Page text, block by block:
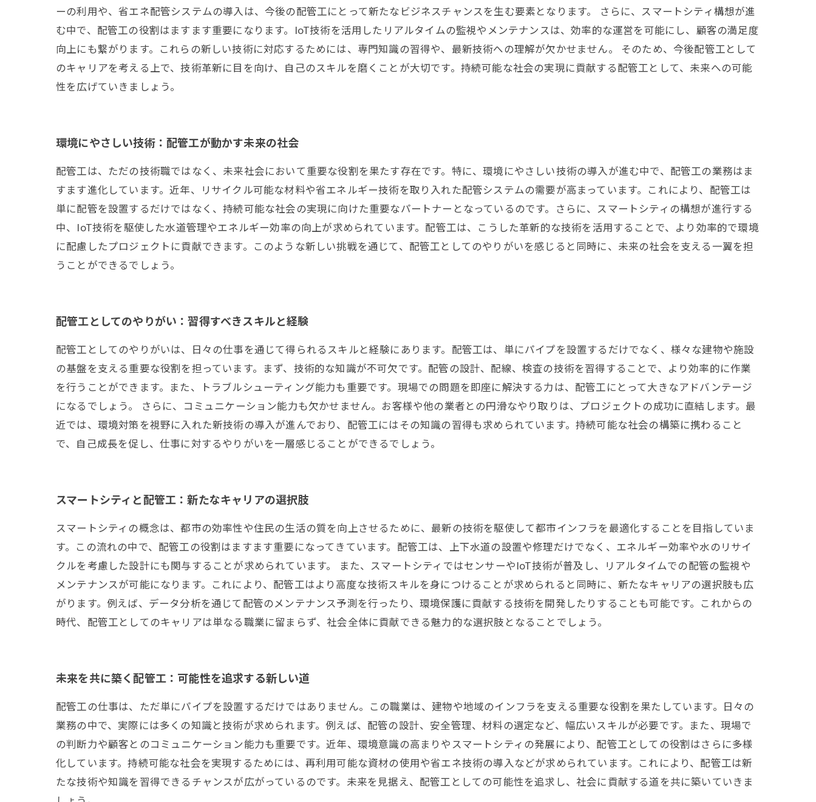
ーの利用や、省エネ配管システムの導入は、今後の配管工にとって新たなビジネスチャンスを生む要素となります。 さらに、スマートシティ構想が進
む中で、配管工の役割はますます重要になります。IoT技術を活用したリアルタイムの監視やメンテナンスは、効率的な運営を可能にし、顧客の満足度
向上にも繋がります。これらの新しい技術に対応するためには、専門知識の習得や、最新技術への理解が欠かせません。 そのため、今後配管工として
のキャリアを考える上で、技術革新に目を向け、自己のスキルを磨くことが大切です。持続可能な社会の実現に貢献する配管工として、未来への可能
性を広げていきましょう。
環境にやさしい技術：配管工が動かす未来の社会
配管工は、ただの技術職ではなく、未来社会において重要な役割を果たす存在です。特に、環境にやさしい技術の導入が進む中で、配管工の業務はま
すます進化しています。近年、リサイクル可能な材料や省エネルギー技術を取り入れた配管システムの需要が高まっています。これにより、配管工は
単に配管を設置するだけではなく、持続可能な社会の実現に向けた重要なパートナーとなっているのです。さらに、スマートシティの構想が進行する
中、IoT技術を駆使した水道管理やエネルギー効率の向上が求められています。配管工は、こうした革新的な技術を活用することで、より効率的で環境
に配慮したプロジェクトに貢献できます。このような新しい挑戦を通じて、配管工としてのやりがいを感じると同時に、未来の社会を支える一翼を担
うことができるでしょう。
配管工としてのやりがい：習得すべきスキルと経験
配管工としてのやりがいは、日々の仕事を通じて得られるスキルと経験にあります。配管工は、単にパイプを設置するだけでなく、様々な建物や施設
の基盤を支える重要な役割を担っています。まず、技術的な知識が不可欠です。配管の設計、配線、検査の技術を習得することで、より効率的に作業
を行うことができます。また、トラブルシューティング能力も重要です。現場での問題を即座に解決する力は、配管工にとって大きなアドバンテージ
になるでしょう。 さらに、コミュニケーション能力も欠かせません。お客様や他の業者との円滑なやり取りは、プロジェクトの成功に直結します。最
近では、環境対策を視野に入れた新技術の導入が進んでおり、配管工にはその知識の習得も求められています。持続可能な社会の構築に携わること
で、自己成長を促し、仕事に対するやりがいを一層感じることができるでしょう。
スマートシティと配管工：新たなキャリアの選択肢
スマートシティの概念は、都市の効率性や住民の生活の質を向上させるために、最新の技術を駆使して都市インフラを最適化することを目指していま
す。この流れの中で、配管工の役割はますます重要になってきています。配管工は、上下水道の設置や修理だけでなく、エネルギー効率や水のリサイ
クルを考慮した設計にも関与することが求められています。 また、スマートシティではセンサーやIoT技術が普及し、リアルタイムでの配管の監視や
メンテナンスが可能になります。これにより、配管工はより高度な技術スキルを身につけることが求められると同時に、新たなキャリアの選択肢も広
がります。例えば、データ分析を通じて配管のメンテナンス予測を行ったり、環境保護に貢献する技術を開発したりすることも可能です。これからの
時代、配管工としてのキャリアは単なる職業に留まらず、社会全体に貢献できる魅力的な選択肢となることでしょう。
未来を共に築く配管工：可能性を追求する新しい道
配管工の仕事は、ただ単にパイプを設置するだけではありません。この職業は、建物や地域のインフラを支える重要な役割を果たしています。日々の
業務の中で、実際には多くの知識と技術が求められます。例えば、配管の設計、安全管理、材料の選定など、幅広いスキルが必要です。また、現場で
の判断力や顧客とのコミュニケーション能力も重要です。近年、環境意識の高まりやスマートシティの発展により、配管工としての役割はさらに多様
化しています。持続可能な社会を実現するためには、再利用可能な資材の使用や省エネ技術の導入などが求められています。これにより、配管工は新
たな技術や知識を習得できるチャンスが広がっているのです。未来を見据え、配管工としての可能性を追求し、社会に貢献する道を共に築いていきま